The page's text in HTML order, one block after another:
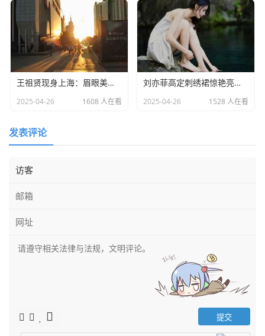
王祖贤现身上海：眉眼美丽气质优雅，时光难掩女神风采
2025-04-26 1608 人在看
​刘亦菲高定刺绣裙惊艳亮相：皮肤白到发光诠释东方美学​
2025-04-26 1528 人在看
发表评论